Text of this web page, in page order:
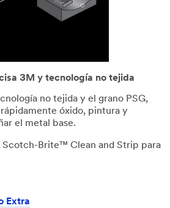
3M y tecnología no tejida
no tejida y el grano PSG,
óxido, pintura y
el metal base.
Scotch-Brite™ Clean and Strip para
Extra